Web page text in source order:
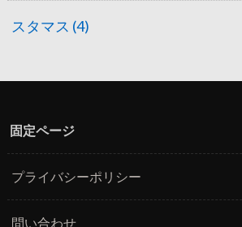
スタマス (4)
固定ページ
プライバシーポリシー
問い合わせ